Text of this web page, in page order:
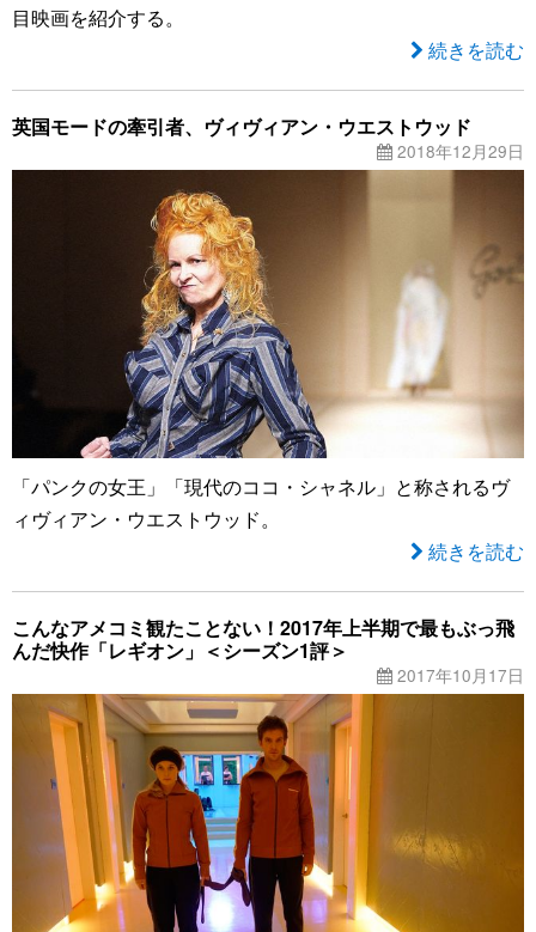
目映画を紹介する。
続きを読む
英国モードの牽引者、ヴィヴィアン・ウエストウッド
2018年12月29日
「パンクの女王」「現代のココ・シャネル」と称されるヴ
ィヴィアン・ウエストウッド。
続きを読む
こんなアメコミ観たことない！2017年上半期で最もぶっ飛
んだ快作「レギオン」＜シーズン1評＞
2017年10月17日